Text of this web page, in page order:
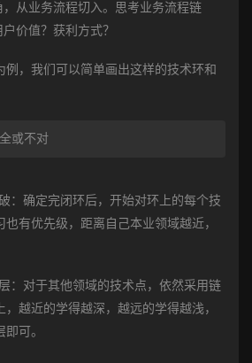
从业务流程切入。思考业务流程链
价值？获利方式？
例，我们可以简单画出这样的技术环和
或不对
：确定完闭环后，开始对环上的每个技
有优先级，距离自己本业领域越近，
：对于其他领域的技术点，依然采用链
越近的学得越深，越远的学得越浅，
可。